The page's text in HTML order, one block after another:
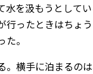
水を汲もうとして
行ったときはちょ
。
。横手に泊まるの